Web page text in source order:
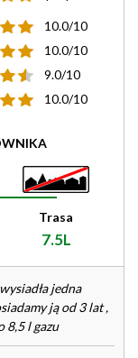
10.0/10
10.0/10
9.0/10
10.0/10
Trasa
7.5L
jedna
ją od 3 lat ,
8,5 l gazu